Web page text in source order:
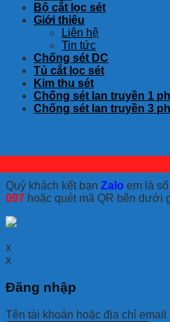
Bộ cắt lọc sét
Giới thiệu
Liên hệ
Tin tức
Chống sét DC
Tủ cắt lọc sét
Kim thu sét
Chống sét lan truyền 1
Chống sét lan truyền 3
Quý khách kết bạn Zalo em là
097 hoặc quét mã QR bên dưới
x
x
Đăng nhập
Tên tài khoản hoặc địa chỉ email